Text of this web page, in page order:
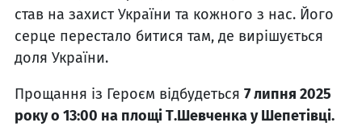
став на захист України та кожного з нас. Його
серце перестало битися там, де вирішується
доля України.
Прощання із Героєм відбудеться 7 липня 2025
року о 13:00 на площі Т.Шевченка у Шепетівці.